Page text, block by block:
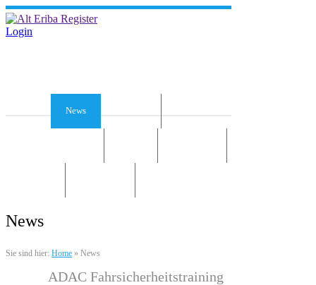
Login
News
News
Sie sind hier: Home » News
ADAC Fahrsicherheitstraining